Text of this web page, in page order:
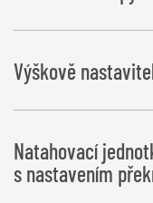
Výškově
Natahovací
s nastavením